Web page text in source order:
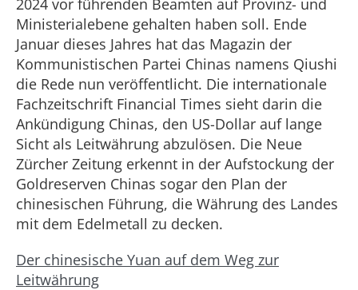
2024 vor führenden Beamten auf Provinz- und
Ministerialebene gehalten haben soll. Ende
Januar dieses Jahres hat das Magazin der
Kommunistischen Partei Chinas namens Qiushi
die Rede nun veröffentlicht. Die internationale
Fachzeitschrift Financial Times sieht darin die
Ankündigung Chinas, den US-Dollar auf lange
Sicht als Leitwährung abzulösen. Die Neue
Zürcher Zeitung erkennt in der Aufstockung der
Goldreserven Chinas sogar den Plan der
chinesischen Führung, die Währung des Landes
mit dem Edelmetall zu decken.
Der chinesische Yuan auf dem Weg zur
Leitwährung